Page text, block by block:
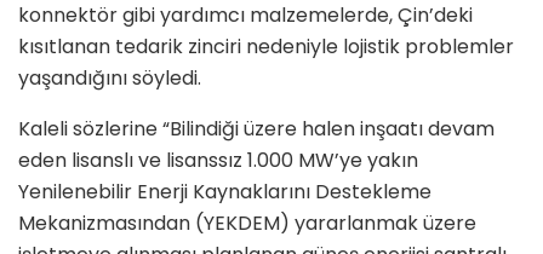
konnektör gibi yardımcı malzemelerde, Çin’deki
kısıtlanan tedarik zinciri nedeniyle lojistik problemler
yaşandığını söyledi.
Kaleli sözlerine “Bilindiği üzere halen inşaatı devam
eden lisanslı ve lisanssız 1.000 MW’ye yakın
Yenilenebilir Enerji Kaynaklarını Destekleme
Mekanizmasından (YEKDEM) yararlanmak üzere